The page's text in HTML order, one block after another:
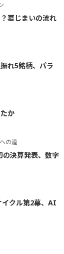
墓じまいの流れ
れ5銘柄、パラ
か
の道
の決算発表、数字
イクル第2幕、AI